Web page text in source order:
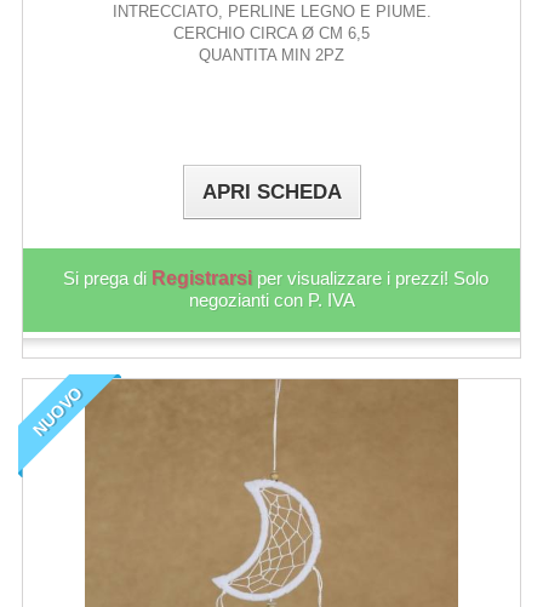
INTRECCIATO, PERLINE LEGNO E PIUME.
CERCHIO CIRCA Ø CM 6,5
QUANTITA MIN 2PZ
APRI SCHEDA
Si prega di Registrarsi per visualizzare i prezzi! Solo
negozianti con P. IVA
NUOVO